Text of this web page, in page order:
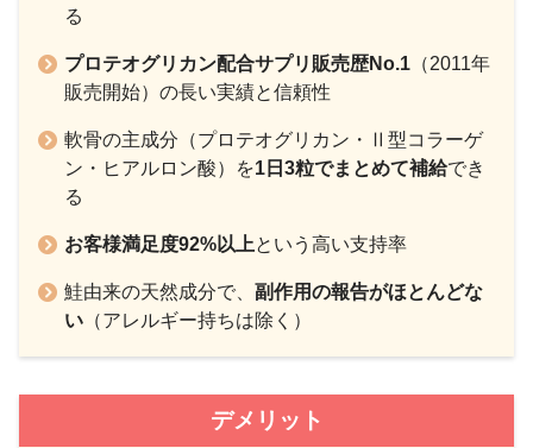
る
プロテオグリカン配合サプリ販売歴No.1 （2011年
販売開始）の長い実績と信頼性
軟骨の主成分（プロテオグリカン・Ⅱ型コラーゲ
ン・ヒアルロン酸）を1日3粒でまとめて補給でき
る
お客様満足度92%以上という高い支持率
鮭由来の天然成分で、副作用の報告がほとんどな
い （アレルギー持ちは除く）
デメリット